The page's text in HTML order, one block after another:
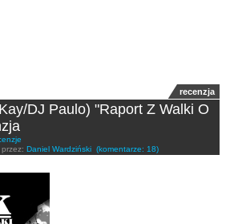
recenzja
DJ Paulo) "Raport Z Walki O
przez: Daniel Wardziński (komentarze: 18)